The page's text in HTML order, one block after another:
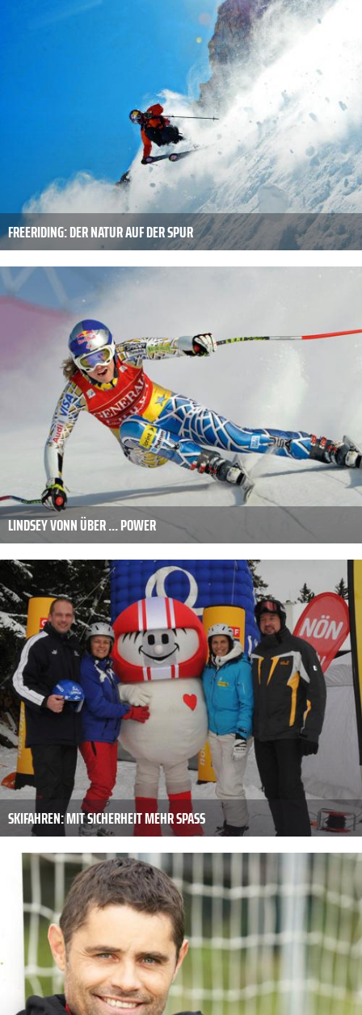
FREERIDING: DER NATUR AUF DER SPUR
LINDSEY VONN ÜBER ... POWER
SKIFAHREN: MIT SICHERHEIT MEHR SPASS